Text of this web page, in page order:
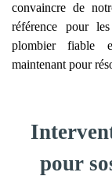
convaincre de
référence pour
plombier fiable
maintenant pour
pour